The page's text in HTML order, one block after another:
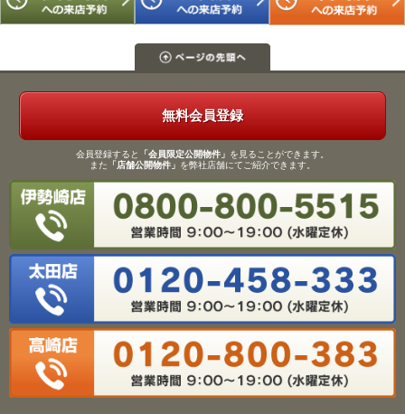
無料会員登録
会員登録すると 「会員限定公開物件」 を見ることができます。
また 「店舗公開物件」 を弊社店舗にてご紹介できます。